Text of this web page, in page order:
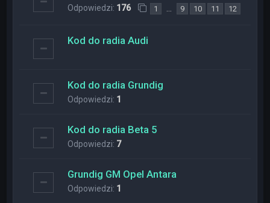
Odpowiedzi: 176 1 9 10 11 12
Kod do radia Audi
Kod do radia Grundig
Odpowiedzi: 1
Kod do radia Beta 5
Odpowiedzi: 7
Grundig GM Opel Antara
Odpowiedzi: 1